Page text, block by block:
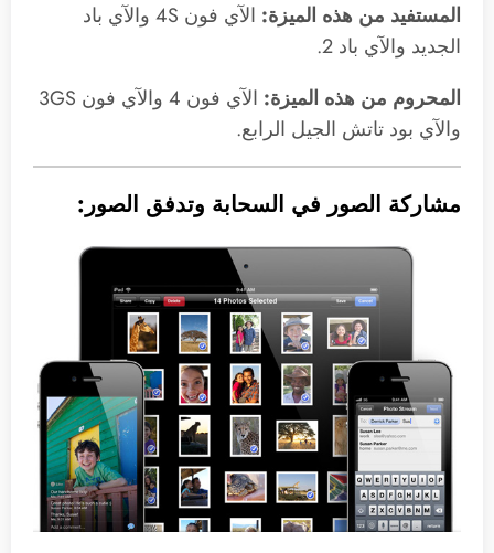
المستفيد من هذه الميزة:
الآي فون 4S والآي باد
الجديد والآي باد 2.
المحروم من هذه الميزة:
الآي فون 4 والآي فون 3GS
والآي بود تاتش الجيل الرابع.
مشاركة الصور في السحابة وتدفق الصور: